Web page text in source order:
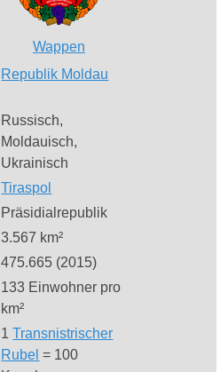
Wappen
Republik Moldau
Russisch,
Moldauisch,
Ukrainisch
Tiraspol
Präsidialrepublik
3.567 km²
475.665 (2015)
133 Einwohner pro
km²
1Transnistrischer
Rubel = 100